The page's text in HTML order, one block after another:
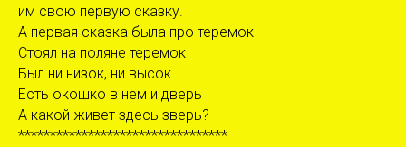
им свою первую сказку.
А первая сказка была про теремок
Стоял на поляне теремок
Был ни низок, ни высок
Есть окошко в нем и дверь
А какой живет здесь зверь?
*********************************